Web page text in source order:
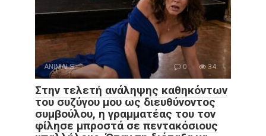
ANIMALS 0 34
Στην τελετή ανάληψης καθηκόντων
του συζύγου μου ως διευθύνοντος
συμβούλου, η γραμματέας του τον
φίλησε μπροστά σε πεντακόσιους